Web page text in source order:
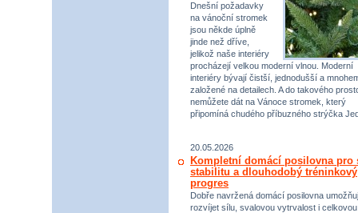
Dnešní požadavky
na vánoční stromek
jsou někde úplně
jinde než dříve,
jelikož naše interiéry
procházejí velkou moderní vlnou. Moderní
interiéry bývají čistší, jednodušší a
založené na detailech. A do takového
nemůžete dát na Vánoce stromek, který
připomíná chudého příbuzného strýčka
20.05.2026
Kompletní domácí posilovna pro
stabilitu a dlouhodobý tréninkový
progres
Dobře navržená domácí posilovna
rozvíjet sílu, svalovou vytrvalost i celkovou